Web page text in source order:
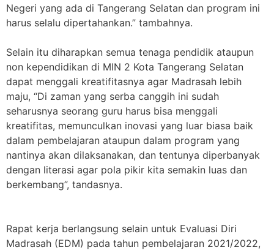
Negeri yang ada di Tangerang Selatan dan program ini
harus selalu dipertahankan.” tambahnya.
Selain itu diharapkan semua tenaga pendidik ataupun
non kependidikan di MIN 2 Kota Tangerang Selatan
dapat menggali kreatifitasnya agar Madrasah lebih
maju, “Di zaman yang serba canggih ini sudah
seharusnya seorang guru harus bisa menggali
kreatifitas, memunculkan inovasi yang luar biasa baik
dalam pembelajaran ataupun dalam program yang
nantinya akan dilaksanakan, dan tentunya diperbanyak
dengan literasi agar pola pikir kita semakin luas dan
berkembang”, tandasnya.
Rapat kerja berlangsung selain untuk Evaluasi Diri
Madrasah (EDM) pada tahun pembelajaran 2021/2022,